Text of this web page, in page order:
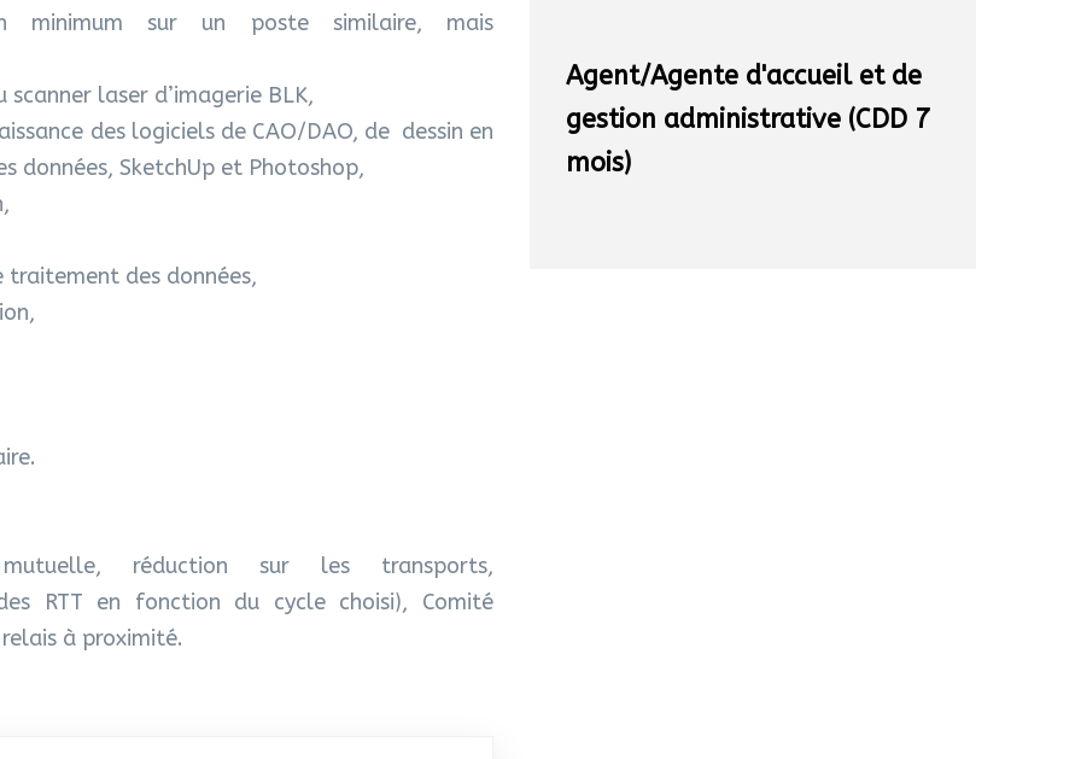
minimum sur un poste similaire, mais
laser d’imagerie BLK,
des logiciels de CAO/DAO, de dessin en
données, SketchUp et Photoshop,
des données,
réduction sur les transports,
RTT en fonction du cycle choisi), Comité
à proximité.
Agent/Agente d'accueil et de
gestion administrative (CDD 7
mois)